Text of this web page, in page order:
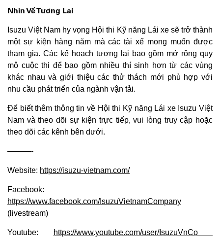
Nhìn Về Tương Lai
Isuzu Việt Nam hy vọng Hội thi Kỹ năng Lái xe sẽ trở thành
một sự kiện hàng năm mà các tài xế mong muốn được
tham gia. Các kế hoạch tương lai bao gồm mở rộng quy
mô cuộc thi để bao gồm nhiều thí sinh hơn từ các vùng
khác nhau và giới thiệu các thử thách mới phù hợp với
nhu cầu phát triển của ngành vận tải.
Để biết thêm thông tin về Hội thi Kỹ năng Lái xe Isuzu Việt
Nam và theo dõi sự kiện trực tiếp, vui lòng truy cập hoặc
theo dõi các kênh bên dưới.
———-​​​​
Website: https://isuzu-vietnam.com/
Facebook:
https://www.facebook.com/IsuzuVietnamCompany
(livestream)
Youtube:
https://www.youtube.com/user/IsuzuVnCo ​